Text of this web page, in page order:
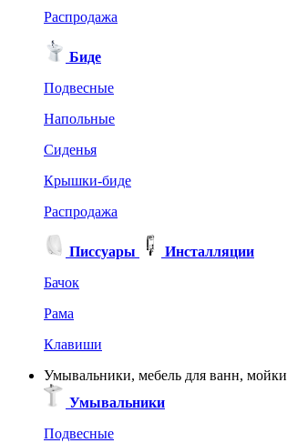
Распродажа
Биде
Подвесные
Напольные
Сиденья
Крышки-биде
Распродажа
Писсуары
Инсталляции
Бачок
Рама
Клавиши
Умывальники, мебель для ванн, мойки
Умывальники
Подвесные